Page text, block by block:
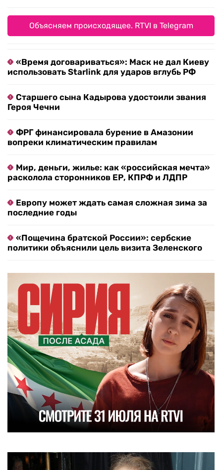
Объясняем происходящее. RTVI в Telegram
«Время договариваться»: Маск не дал Киеву
использовать Starlink для ударов вглубь РФ
Старшего сына Кадырова удостоили звания
Героя Чечни
ФРГ финансировала бурение в Амазонии
вопреки климатическим правилам
Мир, деньги, жилье: как «российская мечта»
расколола сторонников ЕР, КПРФ и ЛДПР
Европу может ждать самая сложная зима за
последние годы
«Пощечина братской России»: сербские
политики объяснили цель визита Зеленского